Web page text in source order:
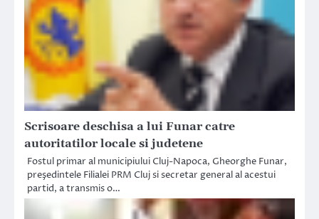
Scrisoare deschisa a lui Funar catre
autoritatilor locale si judetene
Fostul primar al municipiului Cluj-Napoca, Gheorghe Funar,
preşedintele Filialei PRM Cluj si secretar general al acestui
partid, a transmis o…